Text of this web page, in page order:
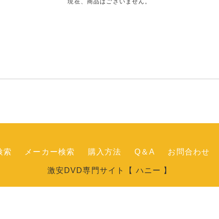
索 メーカー検索 購入方法 Q＆A お問合わせ
激安DVD専門サイト【 ハニー 】